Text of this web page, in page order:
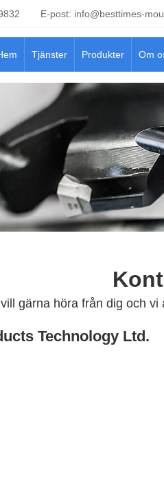
E-post: info@besttimes-
Tjänster Produkter Om
gärna höra från dig och
Technology Ltd.